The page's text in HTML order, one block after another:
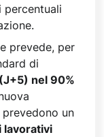
percentuali
prevede, per
di
nel 90%
prevedono un
lavorativi